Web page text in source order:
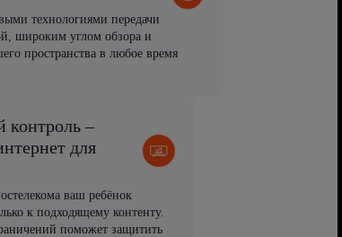
технологиями передачи
широким углом обзора и
пространства в любое время
контроль –
для
ваш ребёнок
к подходящему контенту.
поможет защитить